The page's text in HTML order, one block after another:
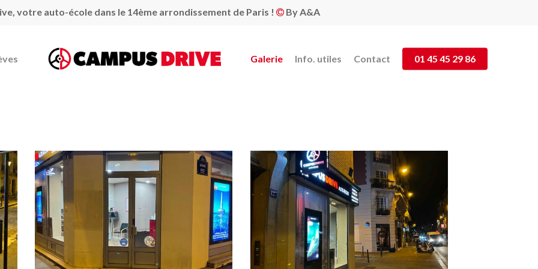
votre auto-école dans le 14ème arrondissement de Paris ! By A&A
Galerie Info. utiles Contact 01 45 45 29 86